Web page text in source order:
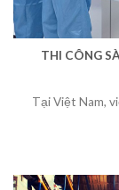
THI CÔNG
Tại Việt Nam,